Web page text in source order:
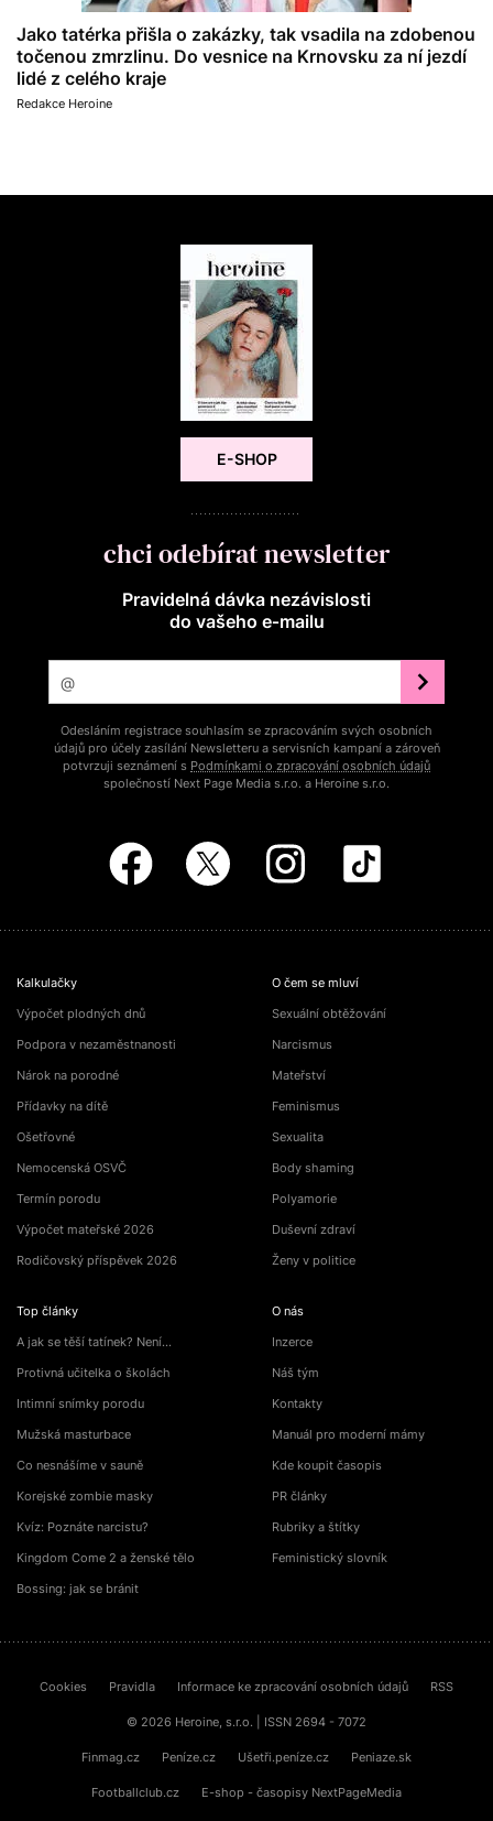
Jako tatérka přišla o zakázky, tak vsadila na zdobenou
točenou zmrzlinu. Do vesnice na Krnovsku za ní jezdí
lidé z celého kraje
Redakce Heroine
E-SHOP
chci odebírat newsletter
Pravidelná dávka nezávislosti
do vašeho e‑mailu
Odesláním registrace souhlasím se zpracováním svých osobních
údajů pro účely zasílání Newsletteru a servisních kampaní a zároveň
potvrzuji seznámení s Podmínkami o zpracování osobních údajů
společností Next Page Media s.r.o. a Heroine s.r.o.
Kalkulačky
Výpočet plodných dnů
Podpora v nezaměstnanosti
Nárok na porodné
Přídavky na dítě
Ošetřovné
Nemocenská OSVČ
Termín porodu
Výpočet mateřské 2026
Rodičovský příspěvek 2026
Top články
A jak se těší tatínek? Není…
Protivná učitelka o školách
Intimní snímky porodu
Mužská masturbace
Co nesnášíme v sauně
Korejské zombie masky
Kvíz: Poznáte narcistu?
Kingdom Come 2 a ženské tělo
Bossing: jak se bránit
O čem se mluví
Sexuální obtěžování
Narcismus
Mateřství
Feminismus
Sexualita
Body shaming
Polyamorie
Duševní zdraví
Ženy v politice
O nás
Inzerce
Náš tým
Kontakty
Manuál pro moderní mámy
Kde koupit časopis
PR články
Rubriky a štítky
Feministický slovník
Cookies Pravidla Informace ke zpracování osobních údajů RSS
© 2026 Heroine, s.r.o. | ISSN 2694 - 7072
Finmag.cz Peníze.cz Ušetři.peníze.cz Peniaze.sk
Footballclub.cz E-shop - časopisy NextPageMedia